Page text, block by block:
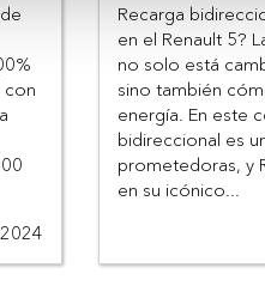
con
Recarga
en el Renault 5?
no solo está
sino también
energía. En este
bidireccional es
prometedoras, y
en su icónico...